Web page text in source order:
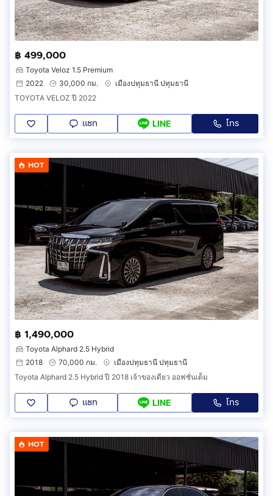
฿ 499,000
Toyota Veloz 1.5 Premium
2022
30,000 กม.
เมืองปทุมธานี ปทุมธานี
TOYOTA VELOZ ปี 2022
แชท LINE โทร
HOT
฿ 1,490,000
Toyota Alphard 2.5 Hybrid
2018
70,000 กม.
เมืองปทุมธานี ปทุมธานี
Toyota Alphard 2.5 Hybrid ปี 2018 เจ้าของเดียว ออฟชั่นเต็ม
แชท LINE โทร
HOT